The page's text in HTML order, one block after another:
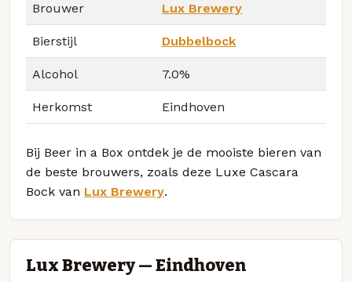
Brouwer Lux Brewery
Bierstijl Dubbelbock
Alcohol 7.0%
Herkomst Eindhoven
Bij Beer in a Box ontdek je de mooiste bieren van
de beste brouwers, zoals deze Luxe Cascara
Bock van Lux Brewery.
Lux Brewery — Eindhoven